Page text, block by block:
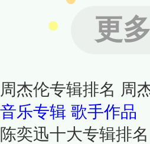
更
周杰伦专辑排名 周
音乐专辑 歌手作品
陈奕迅十大专辑排